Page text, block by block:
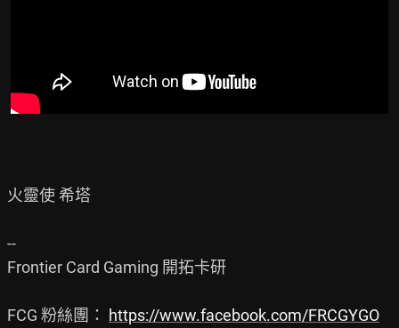
火靈使 希塔
--
Frontier Card Gaming 開拓卡研
FCG 粉絲團： https://www.facebook.com/FRCGYGO